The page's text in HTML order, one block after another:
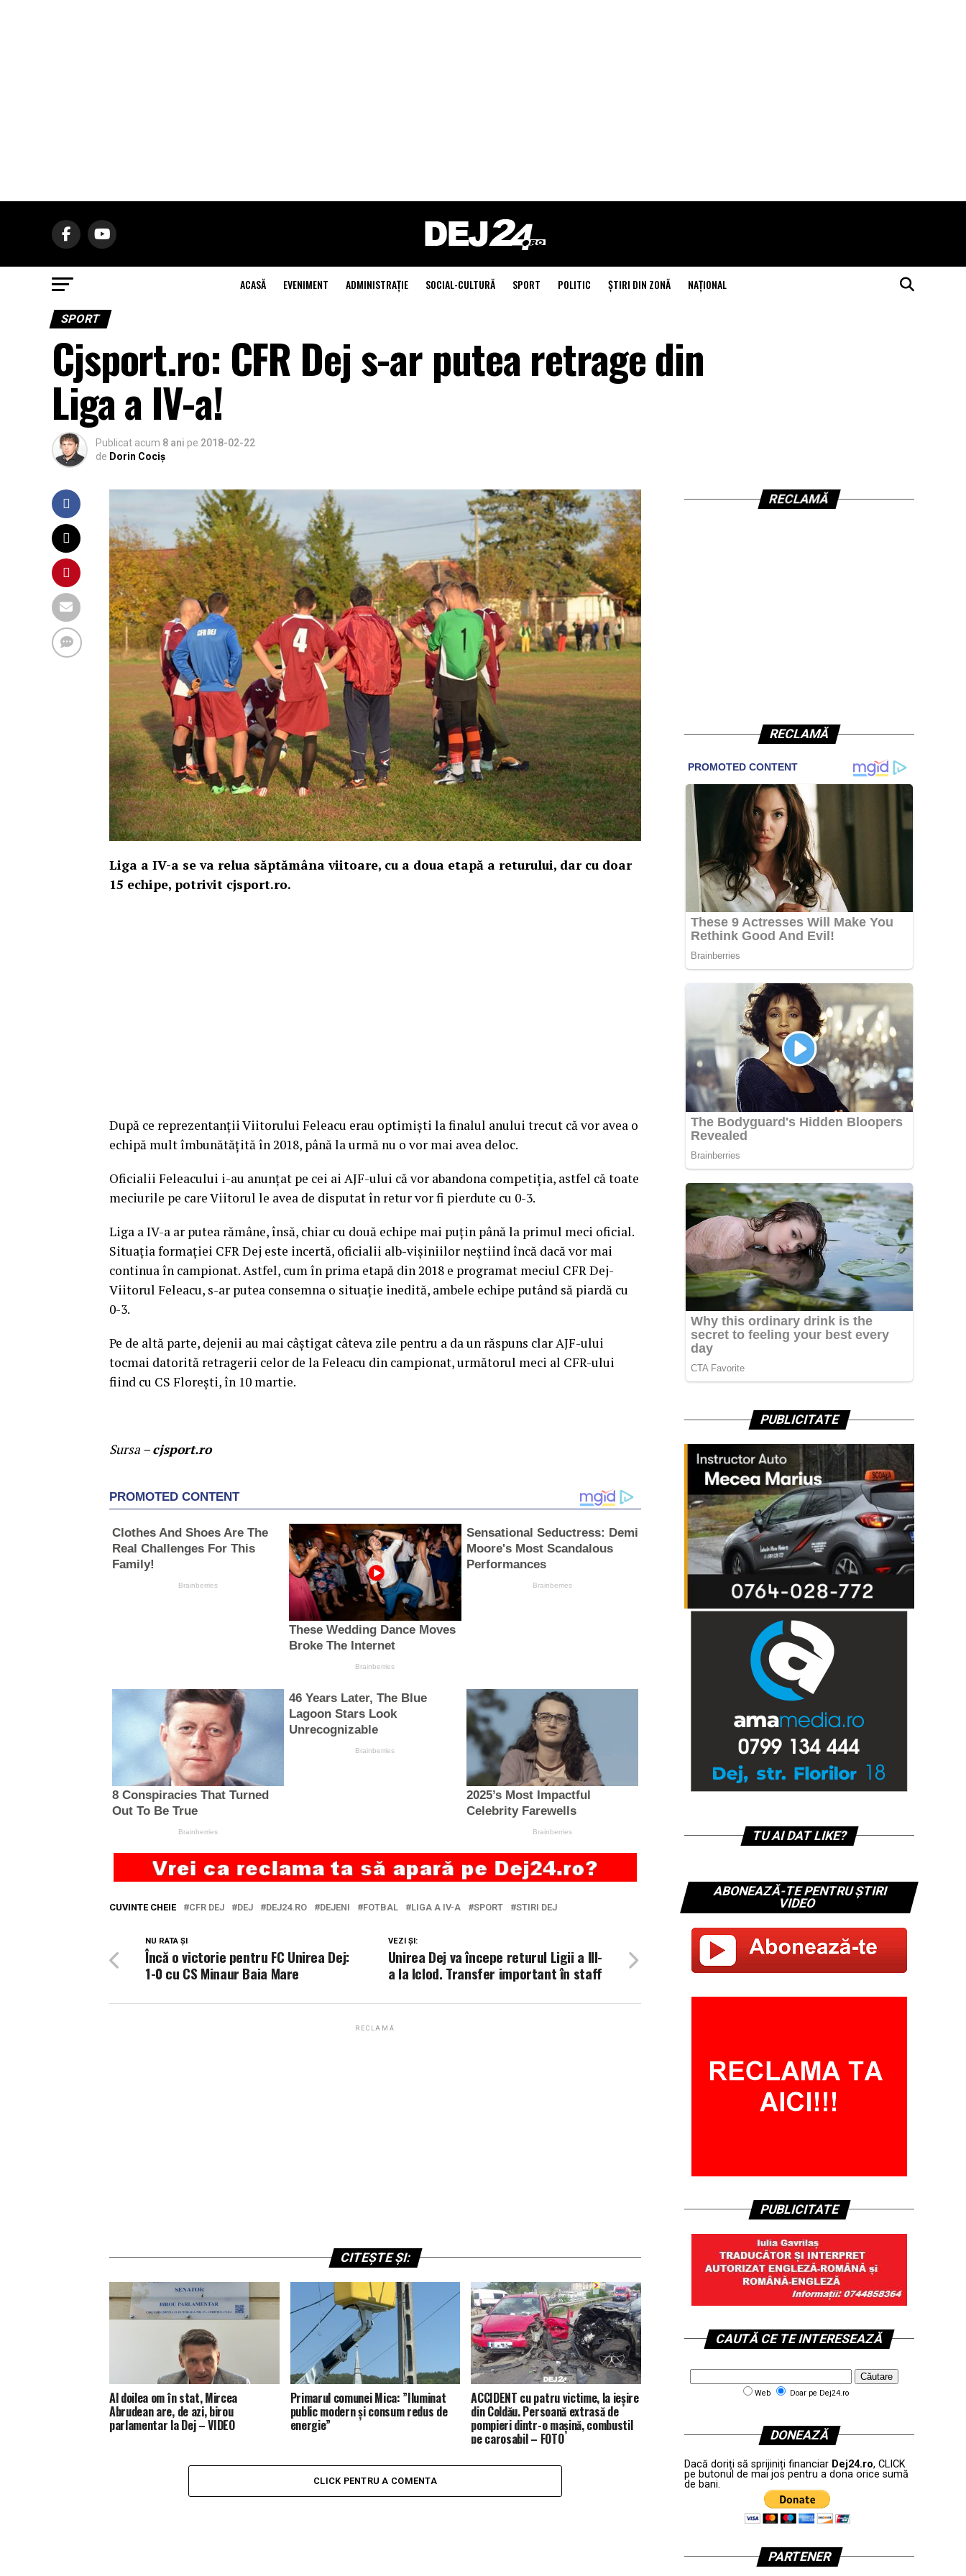
ACASĂ EVENIMENT ADMINISTRAŢIE SOCIAL-CULTURĂ SPORT POLITIC ŞTIRI DIN ZONĂ NAŢIONAL
SPORT
Cjsport.ro: CFR Dej s-ar putea retrage din
Liga a IV-a!
Publicat acum 8 ani pe 2018-02-22
de Dorin Cociș
Liga a IV-a se va relua săptămâna viitoare, cu a doua etapă a returului, dar cu doar
15 echipe, potrivit cjsport.ro.
După ce reprezentanţii Viitorului Feleacu erau optimişti la finalul anului trecut că vor avea o
echipă mult îmbunătăţită în 2018, până la urmă nu o vor mai avea deloc.
Oficialii Feleacului i-au anunţat pe cei ai AJF-ului că vor abandona competiţia, astfel că toate
meciurile pe care Viitorul le avea de disputat în retur vor fi pierdute cu 0-3.
Liga a IV-a ar putea rămâne, însă, chiar cu două echipe mai puţin până la primul meci oficial.
Situaţia formaţiei CFR Dej este incertă, oficialii alb-vişiniilor neştiind încă dacă vor mai
continua în campionat. Astfel, cum în prima etapă din 2018 e programat meciul CFR Dej-
Viitorul Feleacu, s-ar putea consemna o situaţie inedită, ambele echipe putând să piardă cu
0-3.
Pe de altă parte, dejenii au mai câştigat câteva zile pentru a da un răspuns clar AJF-ului
tocmai datorită retragerii celor de la Feleacu din campionat, următorul meci al CFR-ului
fiind cu CS Floreşti, în 10 martie.
Sursa –cjsport.ro
CUVINTE CHEIE CFR DEJ DEJ DEJ24.RO DEJENI FOTBAL LIGA A IV-A SPORT STIRI DEJ
VEZI ȘI:
Unirea Dej va începe returul Ligii a III-
a la Iclod. Transfer important în staff
NU RATA ȘI
Încă o victorie pentru FC Unirea Dej:
1-0 cu CS Minaur Baia Mare
RECLAMĂ
CITEȘTE ȘI:
Al doilea om în stat, Mircea
Abrudean are, de azi, birou
parlamentar la Dej – VIDEO
Primarul comunei Mica: ”Iluminat
public modern și consum redus de
energie”
ACCIDENT cu patru victime, la ieșire
din Coldău. Persoană extrasă de
pompieri dintr-o mașină, combustil
pe carosabil – FOTO
CLICK PENTRU A COMENTA
RECLAMĂ
RECLAMĂ
PUBLICITATE
TU AI DAT LIKE?
ABONEAZĂ-TE PENTRU ȘTIRI
VIDEO
PUBLICITATE
CAUTĂ CE TE INTERESEAZĂ
Web Doar pe Dej24.ro
DONEAZĂ
Dacă doriți să sprijiniți financiar Dej24.ro, CLICK
pe butonul de mai jos pentru a dona orice sumă
de bani.
PARTENER